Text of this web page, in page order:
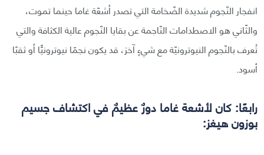
انفجار النّجوم شديدة الضّخامة التي تصدر أشعّة غاما حينما تموت،
والثّاني هو الاصطدامات النّاجمة عن بقايا النّجوم عالية الكثافة والتي
تُعرف بالنّجوم النيوترونيّة مع شيءٍ آخرَ، قد يكون نجمًا نيوترونيًّا أو ثقبًا
أسود.
رابعًا: كان لأشعة غاما دورٌ عظيمٌ في اكتشاف جسيم
بوزون هيغز: